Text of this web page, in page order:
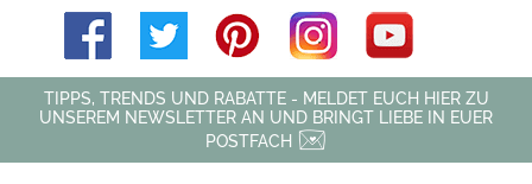
TIPPS, TRENDS UND RABATTE - MELDET EUCH HIER ZU
UNSEREM NEWSLETTER AN UND BRINGT LIEBE IN EUER
POSTFACH